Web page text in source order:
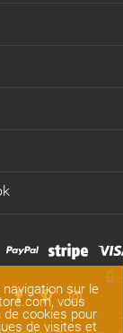
sur le
vous
cookies pour
de visites et